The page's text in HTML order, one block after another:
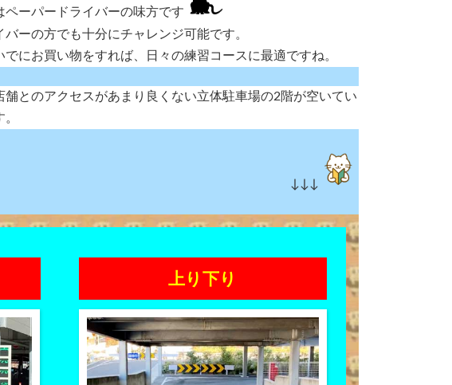
ペーパードライバーの味方です
ーの方でも十分にチャレンジ可能です。
でにお買い物をすれば、日々の練習コースに最適ですね。
舗とのアクセスがあまり良くない立体駐車場の2階が空いてい
↓↓↓
上り下り